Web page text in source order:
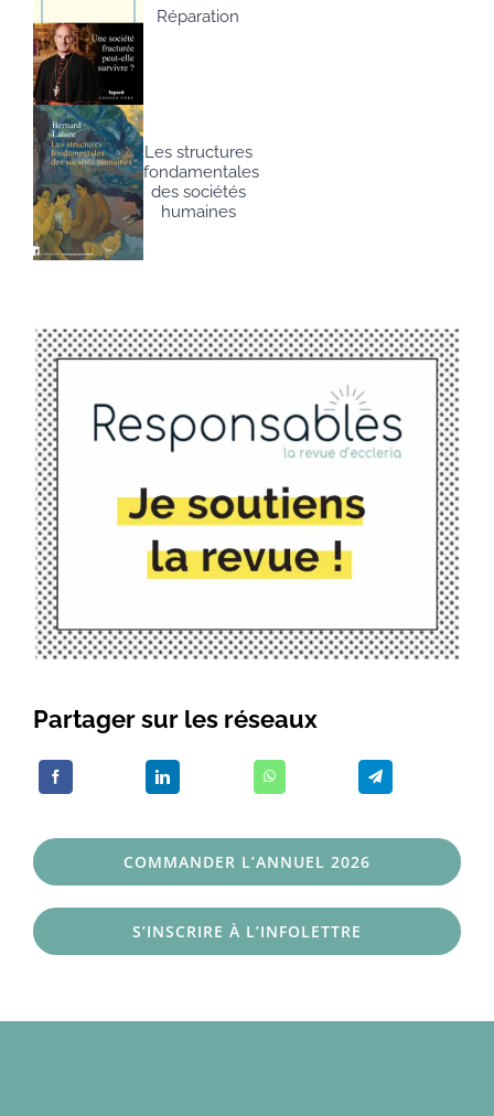
Réparation
Les structures
fondamentales
des sociétés
humaines
Partager sur les réseaux
COMMANDER L’ANNUEL 2026
S’INSCRIRE À L’INFOLETTRE